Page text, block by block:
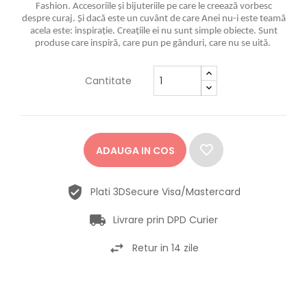
Fashion. Accesoriile și bijuteriile pe care le creează vorbesc
despre curaj. Și dacă este un cuvânt de care Anei nu-i este teamă
acela este: inspirație. Creațiile ei nu sunt simple obiecte. Sunt
produse care inspiră, care pun pe gânduri, care nu se uită.
Cantitate
ADAUGA IN COS
Plati 3DSecure Visa/Mastercard
Livrare prin DPD Curier
Retur in 14 zile